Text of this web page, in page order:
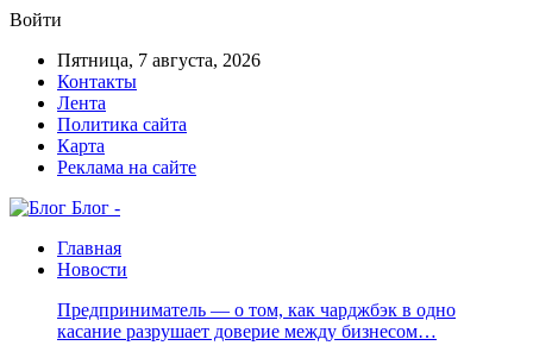
Войти
Пятница, 7 августа, 2026
Контакты
Лента
Политика сайта
Карта
Реклама на сайте
Блог -
Главная
Новости
Предприниматель — о том, как чарджбэк в одно
касание разрушает доверие между бизнесом…